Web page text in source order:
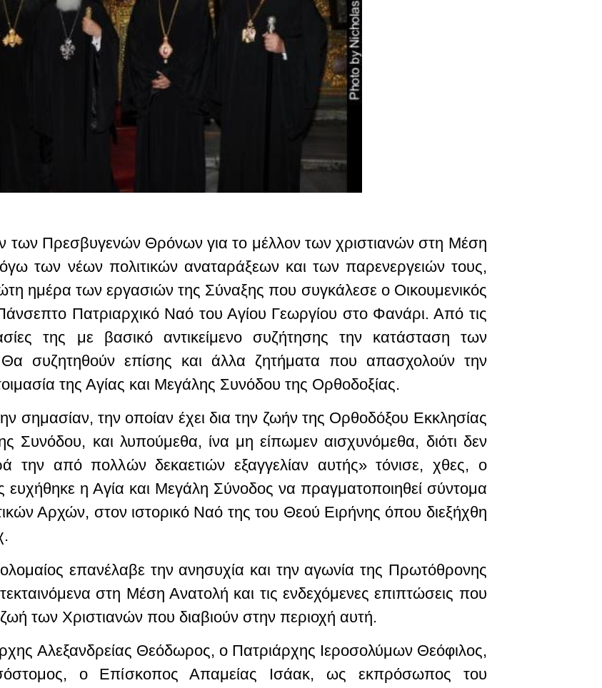
των Πρεσβυγενών Θρόνων για το μέλλον των χριστιανών στη Μέση
των νέων πολιτικών αναταράξεων και των παρενεργειών τους,
ημέρα των εργασιών της Σύναξης που συγκάλεσε ο Οικουμενικός
Πατριαρχικό Ναό του Αγίου Γεωργίου στο Φανάρι. Από τις
της με βασικό αντικείμενο συζήτησης την κατάσταση των
συζητηθούν επίσης και άλλα ζητήματα που απασχολούν την
της Αγίας και Μεγάλης Συνόδου της Ορθοδοξίας.
σημασίαν, την οποίαν έχει δια την ζωήν της Ορθοδόξου Εκκλησίας
Συνόδου, και λυπούμεθα, ίνα μη είπωμεν αισχυνόμεθα, διότι δεν
την από πολλών δεκαετιών εξαγγελίαν αυτής» τόνισε, χθες, ο
ευχήθηκε η Αγία και Μεγάλη Σύνοδος να πραγματοποιηθεί σύντομα
Αρχών, στον ιστορικό Ναό της του Θεού Ειρήνης όπου διεξήχθη
επανέλαβε την ανησυχία και την αγωνία της Πρωτόθρονης
στη Μέση Ανατολή και τις ενδεχόμενες επιπτώσεις που
ζωή των Χριστιανών που διαβιούν στην περιοχή αυτή.
Αλεξανδρείας Θεόδωρος, ο Πατριάρχης Ιεροσολύμων Θεόφιλος,
ο Επίσκοπος Απαμείας Ισάακ, ως εκπρόσωπος του